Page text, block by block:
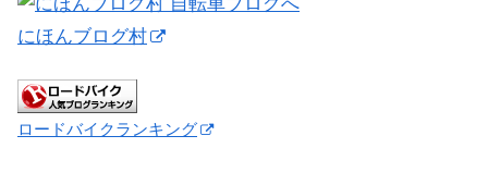
にほんブログ村
ロードバイクランキング